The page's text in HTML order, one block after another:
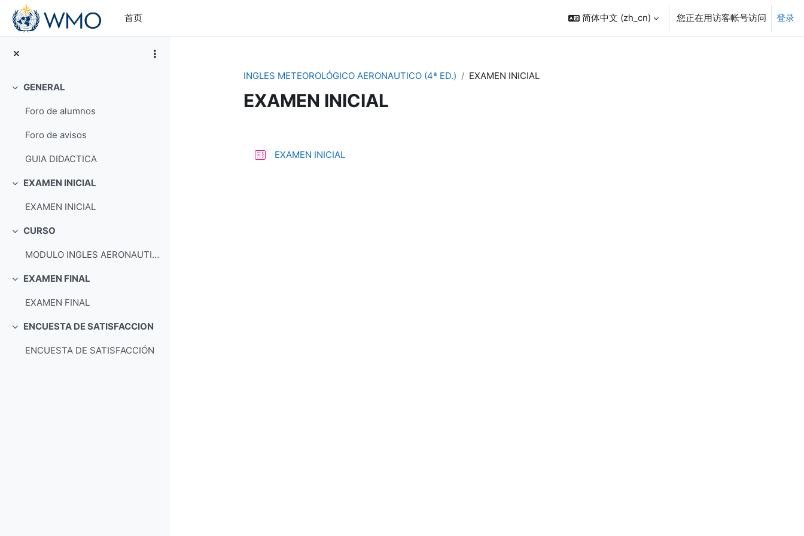
跳到主要内容
首页
简体中文 ‎(zh_cn)‎ 您正在用访客帐号访问 登录
折叠GENERAL
Foro de alumnos
Foro de avisos
GUIA DIDACTICA
折叠EXAMEN INICIAL
EXAMEN INICIAL
折叠CURSO
MODULO INGLES AERONAUTICO
折叠EXAMEN FINAL
EXAMEN FINAL
折叠ENCUESTA DE SATISFACCION
ENCUESTA DE SATISFACCIÓN
INGLES METEOROLÓGICO AERONAUTICO (4ª ED.) EXAMEN INICIAL
EXAMEN INICIAL
EXAMEN INICIAL测验